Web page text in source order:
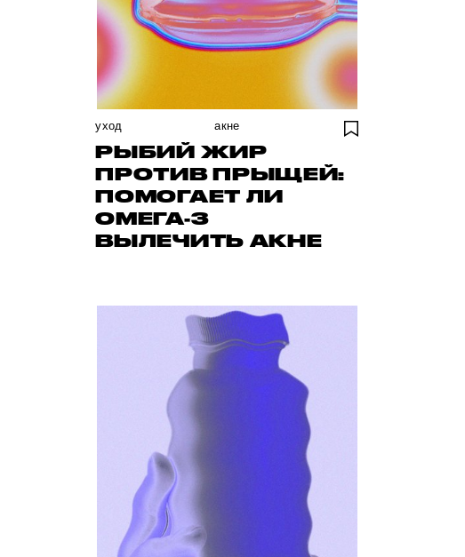
уход акне
РЫБИЙ ЖИР
ПРОТИВ ПРЫЩЕЙ:
ПОМОГАЕТ ЛИ
ОМЕГА-3
ВЫЛЕЧИТЬ АКНЕ